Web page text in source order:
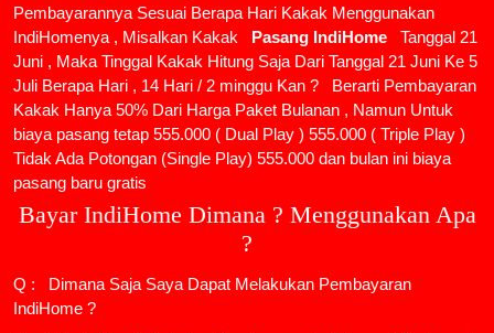
Pembayarannya Sesuai Berapa Hari Kakak Menggunakan
IndiHomenya , Misalkan Kakak
Pasang IndiHome
Tanggal 21
Juni , Maka Tinggal Kakak Hitung Saja Dari Tanggal 21 Juni Ke 5
Juli Berapa Hari , 14 Hari / 2 minggu Kan ? Berarti Pembayaran
Kakak Hanya 50% Dari Harga Paket Bulanan , Namun Untuk
biaya pasang tetap 555.000 ( Dual Play ) 555.000 ( Triple Play )
Tidak Ada Potongan (Single Play) 555.000 dan bulan ini biaya
pasang baru gratis
Bayar IndiHome Dimana ? Menggunakan Apa
?
Q : Dimana Saja Saya Dapat Melakukan Pembayaran
IndiHome ?